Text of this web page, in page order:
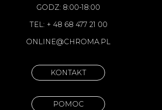
GODZ: 8:00-18:00
TEL: + 48 68 477 21 00
ONLINE@CHROMA.PL
KONTAKT
POMOC